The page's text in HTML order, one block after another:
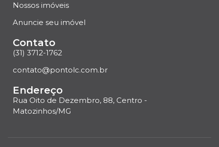
Nossos imóveis
Anuncie seu imóvel
Contato
(31) 3712-1762
contato@pontolc.com.br
Endereço
Rua Oito de Dezembro, 88, Centro -
Matozinhos/MG